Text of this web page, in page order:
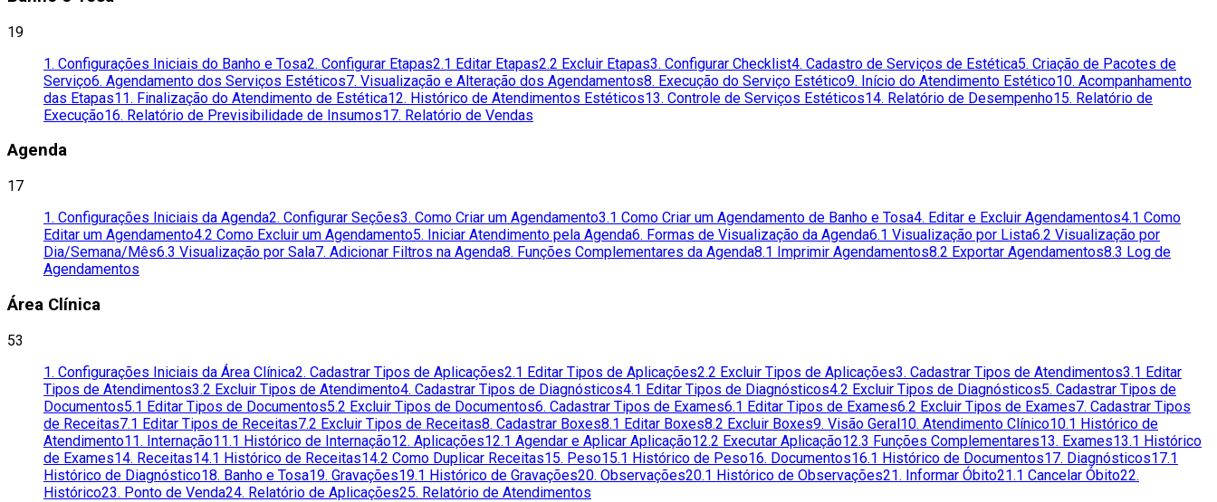
19
1. Configurações Iniciais do Banho e Tosa2. Configurar Etapas2.1 Editar Etapas2.2 Excluir Etapas3. Configurar Checklist4. Cadastro de Serviços de Estética5. Criação de Pacotes de
Serviço6. Agendamento dos Serviços Estéticos7. Visualização e Alteração dos Agendamentos8. Execução do Serviço Estético9. Início do Atendimento Estético10. Acompanhamento
das Etapas11. Finalização do Atendimento de Estética12. Histórico de Atendimentos Estéticos13. Controle de Serviços Estéticos14. Relatório de Desempenho15. Relatório de
Execução16. Relatório de Previsibilidade de Insumos17. Relatório de Vendas
Agenda
17
1. Configurações Iniciais da Agenda2. Configurar Seções3. Como Criar um Agendamento3.1 Como Criar um Agendamento de Banho e Tosa4. Editar e Excluir Agendamentos4.1 Como
Editar um Agendamento4.2 Como Excluir um Agendamento5. Iniciar Atendimento pela Agenda6. Formas de Visualização da Agenda6.1 Visualização por Lista6.2 Visualização por
Dia/Semana/Mês6.3 Visualização por Sala7. Adicionar Filtros na Agenda8. Funções Complementares da Agenda8.1 Imprimir Agendamentos8.2 Exportar Agendamentos8.3 Log de
Agendamentos
Área Clínica
53
1. Configurações Iniciais da Área Clínica2. Cadastrar Tipos de Aplicações2.1 Editar Tipos de Aplicações2.2 Excluir Tipos de Aplicações3. Cadastrar Tipos de Atendimentos3.1 Editar
Tipos de Atendimentos3.2 Excluir Tipos de Atendimento4. Cadastrar Tipos de Diagnósticos4.1 Editar Tipos de Diagnósticos4.2 Excluir Tipos de Diagnósticos5. Cadastrar Tipos de
Documentos5.1 Editar Tipos de Documentos5.2 Excluir Tipos de Documentos6. Cadastrar Tipos de Exames6.1 Editar Tipos de Exames6.2 Excluir Tipos de Exames7. Cadastrar Tipos
de Receitas7.1 Editar Tipos de Receitas7.2 Excluir Tipos de Receitas8. Cadastrar Boxes8.1 Editar Boxes8.2 Excluir Boxes9. Visão Geral10. Atendimento Clínico10.1 Histórico de
Atendimento11. Internação11.1 Histórico de Internação12. Aplicações12.1 Agendar e Aplicar Aplicação12.2 Executar Aplicação12.3 Funções Complementares13. Exames13.1 Histórico
de Exames14. Receitas14.1 Histórico de Receitas14.2 Como Duplicar Receitas15. Peso15.1 Histórico de Peso16. Documentos16.1 Histórico de Documentos17. Diagnósticos17.1
Histórico de Diagnóstico18. Banho e Tosa19. Gravações19.1 Histórico de Gravações20. Observações20.1 Histórico de Observações21. Informar Óbito21.1 Cancelar Óbito22.
Histórico23. Ponto de Venda24. Relatório de Aplicações25. Relatório de Atendimentos